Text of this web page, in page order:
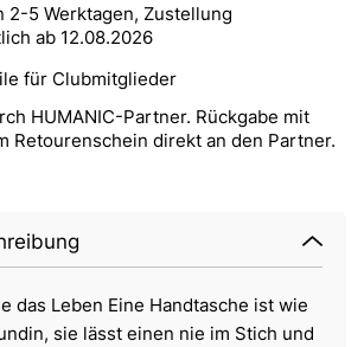
2-5 Werktagen, Zustellung
ab 12.08.2026
für Clubmitglieder
HUMANIC-Partner. Rückgabe mit
Retourenschein direkt an den Partner.
das Leben Eine Handtasche ist wie
sie lässt einen nie im Stich und